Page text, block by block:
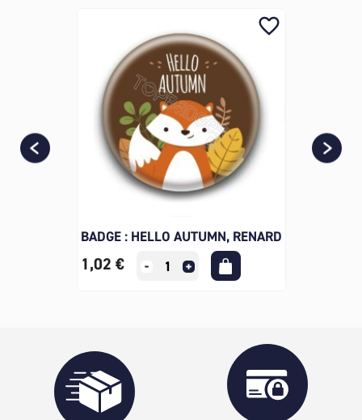
BADGE : HELLO AUTUMN, RENARD
1,02 €
favorite_border